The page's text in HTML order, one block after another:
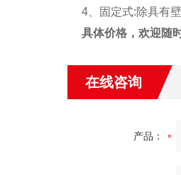
4、固定式:除具有
具体价格，欢迎随
在线咨询
产品：